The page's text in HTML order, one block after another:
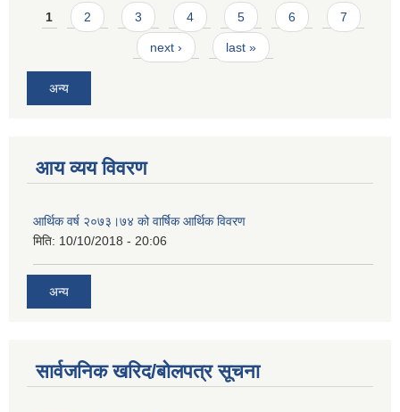
Pages
1 2 3 4 5 6 7
next › last »
अन्य
आय व्यय विवरण
आर्थिक वर्ष २०७३।७४ को वार्षिक आर्थिक विवरण
मिति: 10/10/2018 - 20:06
अन्य
सार्वजनिक खरिद/बोलपत्र सूचना